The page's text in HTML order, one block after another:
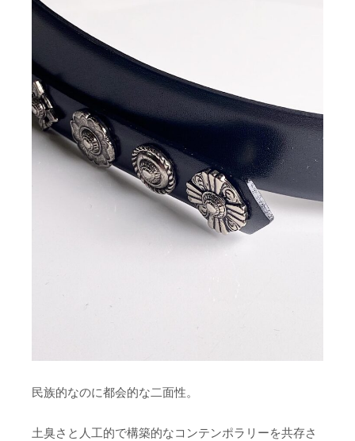
民族的なのに都会的な二面性。
土臭さと人工的で構築的なコンテンポラリーを共存さ